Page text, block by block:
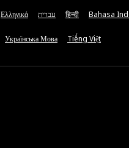
Ελληνικά עברית हिन्दी Bahasa
Українська Мова Tiếng Việt